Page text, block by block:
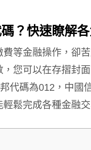
？快速瞭解
等金融操作，卻
您可以在存摺封
代碼為012，中國
鬆完成各種金融